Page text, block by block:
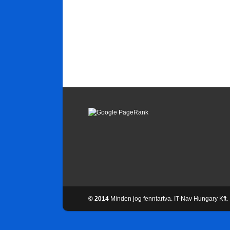
© 2014 Minden jog fenntartva. IT-Nav Hungary Kft.